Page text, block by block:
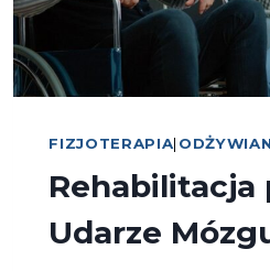
FIZJOTERAPIA|
Rehabilitacja
Udarze